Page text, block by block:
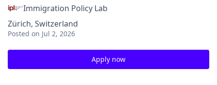
Immigration Policy Lab
Zürich, Switzerland
Posted on Jul 2, 2026
Apply now